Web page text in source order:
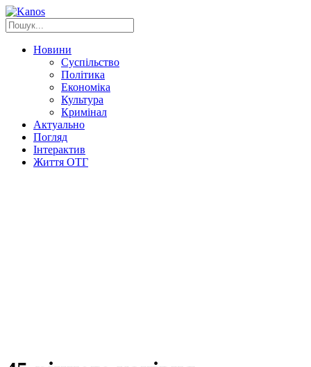
Новини
Суспільство
Політика
Економіка
Культура
Кримінал
Актуально
Погляд
Інтерактив
Життя ОТГ